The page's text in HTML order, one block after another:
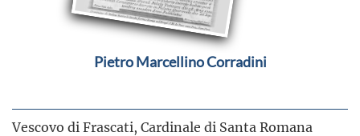
Pietro Marcellino Corradini
Vescovo di Frascati, Cardinale di Santa Romana